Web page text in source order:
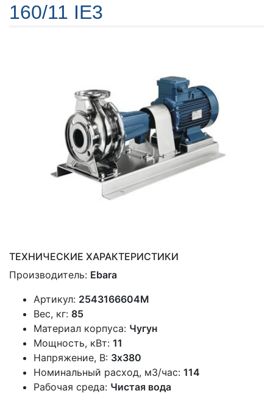
160/11 IE3
ТЕХНИЧЕСКИЕ ХАРАКТЕРИСТИКИ
Производитель: Ebara
Артикул: 2543166604M
Вес, кг: 85
Материал корпуса: Чугун
Мощность, кВт: 11
Напряжение, В: 3х380
Номинальный расход, м3/час: 114
Рабочая среда: Чистая вода